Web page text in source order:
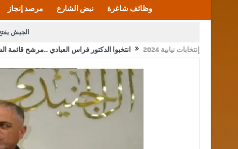
مرصد إنجاز نبض الشارع وظائف شاغرة
الجيش
الأمن يتلف 16 مليون حبة كبتاجون و1480 كغم مواد مخدرة
القاضي يلتقي رؤساء تحرير الصحف
الملك يتلقى اتصالا هاتفيا من العاهل البحريني
إنتخابات نيابية 2024 انتخبوا الدكتور فراس العبادي ..مرشح قائمة